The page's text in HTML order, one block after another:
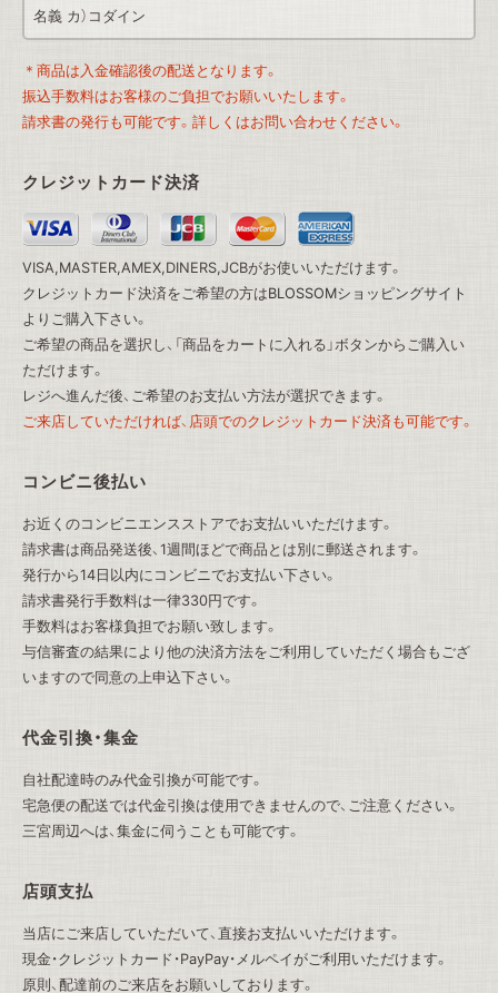
名義 カ）コダイン
＊商品は入金確認後の配送となります。
振込手数料はお客様のご負担でお願いいたします。
請求書の発行も可能です。詳しくはお問い合わせください。
クレジットカード決済
VISA,MASTER,AMEX,DINERS,JCBがお使いいただけます。
クレジットカード決済をご希望の方はBLOSSOMショッピングサイト
よりご購入下さい。
ご希望の商品を選択し、「商品をカートに入れる」ボタンからご購入い
ただけます。
レジへ進んだ後、ご希望のお支払い方法が選択できます。
ご来店していただければ、店頭でのクレジットカード決済も可能です。
コンビニ後払い
お近くのコンビニエンスストアでお支払いいただけます。
請求書は商品発送後、1週間ほどで商品とは別に郵送されます。
発行から14日以内にコンビニでお支払い下さい。
請求書発行手数料は一律330円です。
手数料はお客様負担でお願い致します。
与信審査の結果により他の決済方法をご利用していただく場合もござ
いますので同意の上申込下さい。
代金引換・集金
自社配達時のみ代金引換が可能です。
宅急便の配送では代金引換は使用できませんので、ご注意ください。
三宮周辺へは、集金に伺うことも可能です。
店頭支払
当店にご来店していただいて、直接お支払いいただけます。
現金・クレジットカード・PayPay・メルペイがご利用いただけます。
原則、配達前のご来店をお願いしております。